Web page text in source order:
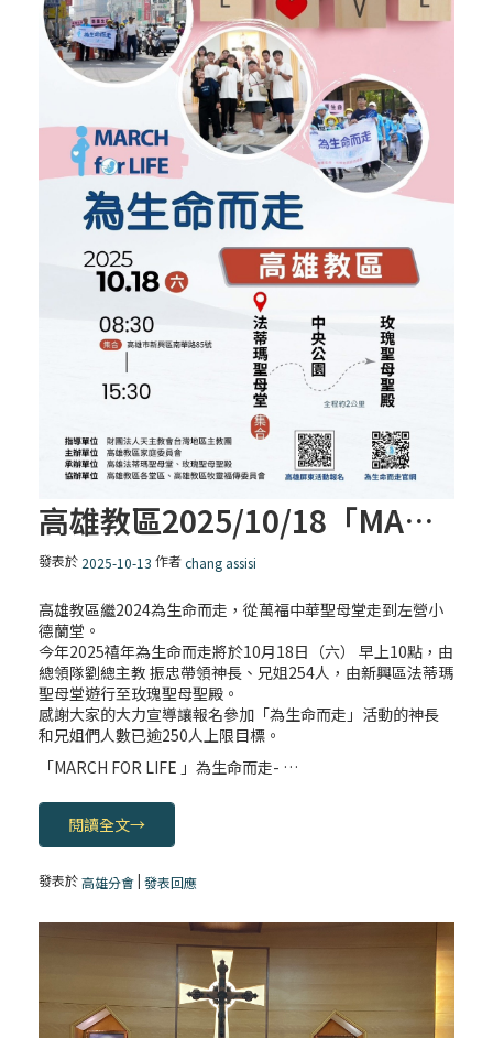
高雄教區2025/10/18「MARCH FOR LIFE 」為生命而走
發表於 2025-10-13 作者chang assisi
高雄教區繼2024為生命而走，從萬福中華聖母堂走到左營小
德蘭堂。
今年2025禧年為生命而走將於10月18日（六） 早上10點，由
總領隊劉總主教 振忠帶領神長、兄姐254人，由新興區法蒂瑪
聖母堂遊行至玫瑰聖母聖殿。
感謝大家的大力宣導讓報名參加「為生命而走」活動的神長
和兄姐們人數已逾250人上限目標。
「MARCH FOR LIFE 」為生命而走- …
閱讀全文→
發表於高雄分會|發表回應